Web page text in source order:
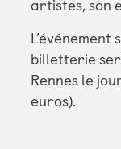
artistes, son
billetterie
Rennes le
euros).